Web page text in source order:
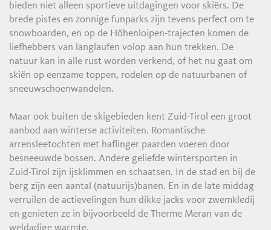
bieden niet alleen sportieve uitdagingen voor skiërs. De
brede pistes en zonnige funparks zijn tevens perfect om te
snowboarden, en op de Höhenloipen-trajecten komen de
liefhebbers van langlaufen volop aan hun trekken. De
natuur kan in alle rust worden verkend, of het nu gaat om
skiën op eenzame toppen, rodelen op de natuurbanen of
sneeuwschoenwandelen.
Maar ook buiten de skigebieden kent Zuid-Tirol een groot
aanbod aan winterse activiteiten. Romantische
arrensleetochten met haflinger paarden voeren door
besneeuwde bossen. Andere geliefde wintersporten in
Zuid-Tirol zijn ijsklimmen en schaatsen. In de stad en bij de
berg zijn een aantal (natuurijs)banen. En in de late middag
verruilen de actievelingen hun dikke jacks voor zwemkledij
en genieten ze in bijvoorbeeld de Therme Meran van de